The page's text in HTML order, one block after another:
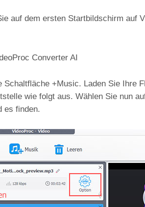
auf dem ersten Startbildschirm auf
+Music. Laden Sie Ihre
wie folgt aus. Wählen Sie nun
es finden.